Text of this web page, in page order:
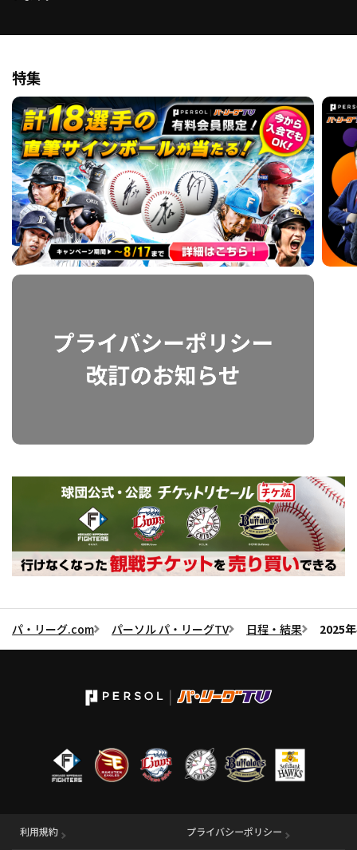
特集
パ・リーグ.com パーソル パ・リーグTV 日程・結果 2025
利用規約 プライバシーポリシー